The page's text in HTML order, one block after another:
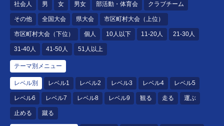
社会人 男 女 男女 部活動・体育会 クラブチーム
その他 全国大会 県大会 市区町村大会（上位）
市区町村大会（下位） 個人 10人以下 11-20人 21-30人
31-40人 41-50人 51人以上
テーマ別メニュー
レベル別 レベル1 レベル2 レベル3 レベル4 レベル5
レベル6 レベル7 レベル8 レベル9 観る 走る 運ぶ
止める 蹴る